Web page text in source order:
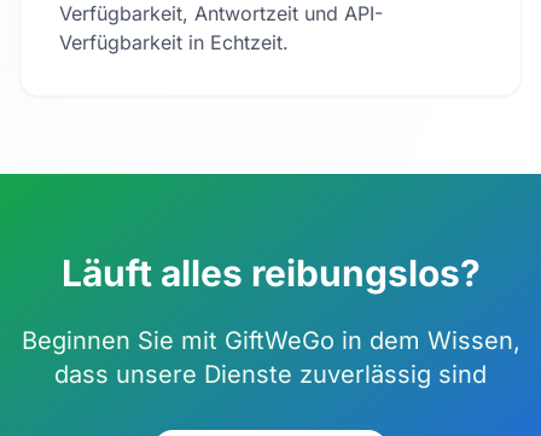
Verfügbarkeit, Antwortzeit und API-
Verfügbarkeit in Echtzeit.
Läuft alles reibungslos?
Beginnen Sie mit GiftWeGo in dem Wissen,
dass unsere Dienste zuverlässig sind